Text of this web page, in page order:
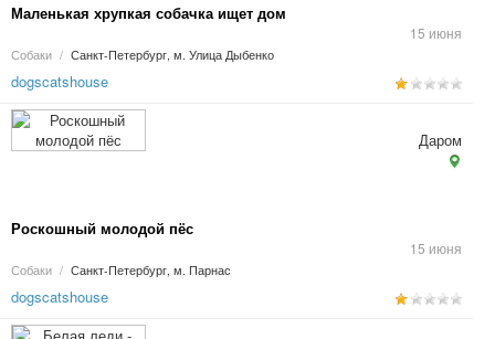
Маленькая хрупкая собачка ищет дом
15 июня
Собаки / Санкт-Петербург, м. Улица Дыбенко
dogscatshouse
Роскошный молодой пёс
15 июня
Собаки / Санкт-Петербург, м. Парнас
Даром
dogscatshouse